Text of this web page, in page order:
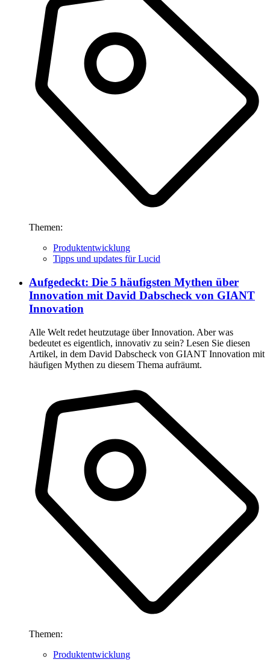
Themen:
Produktentwicklung
Tipps und updates für Lucid
Aufgedeckt: Die 5 häufigsten Mythen über
Innovation mit David Dabscheck von GIANT
Innovation
Alle Welt redet heutzutage über Innovation. Aber was
bedeutet es eigentlich, innovativ zu sein? Lesen Sie diesen
Artikel, in dem David Dabscheck von GIANT Innovation mit
häufigen Mythen zu diesem Thema aufräumt.
Themen:
Produktentwicklung